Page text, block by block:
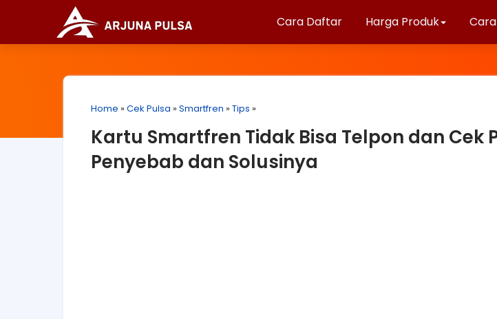
Cara Daftar Harga Produk
Home »Cek Pulsa »Smartfren »Tips »
Kartu Smartfren Tidak Bisa Telpon dan Cek
Penyebab dan Solusinya